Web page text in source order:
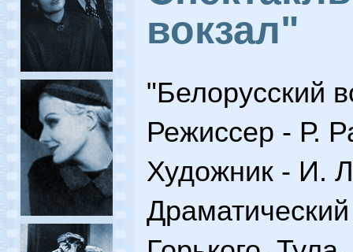
вокзал"
"Белорусский
Режиссер - Р.
Художник - И.